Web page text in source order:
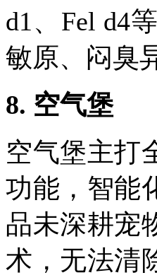
d1、 Fel d4
敏原、闷臭
8. 空气堡
空气堡主打
功能，智能
品未深耕宠
术，无法清